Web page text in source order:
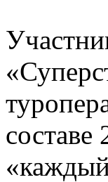
составе